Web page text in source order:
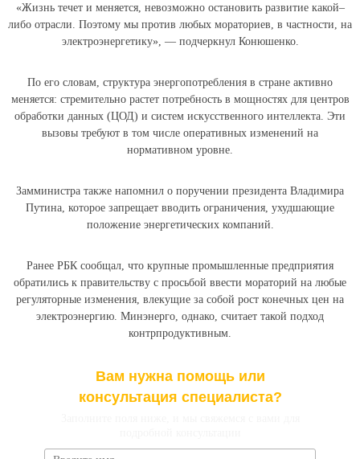
«Жизнь течет и меняется, невозможно остановить развитие какой–
либо отрасли. Поэтому мы против любых мораториев, в частности, на
электроэнергетику», — подчеркнул Конюшенко.
По его словам, структура энергопотребления в стране активно
меняется: стремительно растет потребность в мощностях для центров
обработки данных (ЦОД) и систем искусственного интеллекта. Эти
вызовы требуют в том числе оперативных изменений на
нормативном уровне.
Замминистра также напомнил о поручении президента Владимира
Путина, которое запрещает вводить ограничения, ухудшающие
положение энергетических компаний.
Ранее РБК сообщал, что крупные промышленные предприятия
обратились к правительству с просьбой ввести мораторий на любые
регуляторные изменения, влекущие за собой рост конечных цен на
электроэнергию. Минэнерго, однако, считает такой подход
контрпродуктивным.
Вам нужна помощь или
консультация специалиста?